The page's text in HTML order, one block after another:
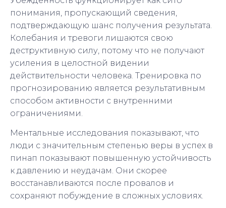
понимания, пропускающий сведения,
подтверждающую шанс получения результата.
Колебания и тревоги лишаются свою
деструктивную силу, потому что не получают
усиления в целостной видении
действительности человека. Тренировка по
прогнозированию является результативным
способом активности с внутренними
ограничениями.
Ментальные исследования показывают, что
люди с значительным степенью веры в успех в
пинап показывают повышенную устойчивость
к давлению и неудачам. Они скорее
восстанавливаются после провалов и
сохраняют побуждение в сложных условиях.